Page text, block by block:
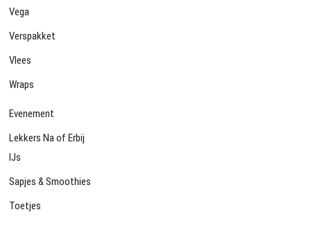
Vega
Verspakket
Vlees
Wraps
Evenement
Lekkers Na of Erbij
IJs
Sapjes & Smoothies
Toetjes